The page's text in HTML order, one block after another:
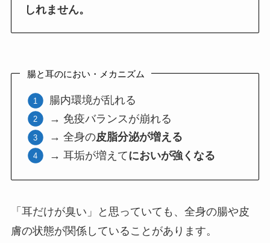
しれません。
腸と耳のにおい・メカニズム
腸内環境が乱れる
→ 免疫バランスが崩れる
→ 全身の皮脂分泌が増える
→ 耳垢が増えてにおいが強くなる
「耳だけが臭い」と思っていても、全身の腸や皮
膚の状態が関係していることがあります。